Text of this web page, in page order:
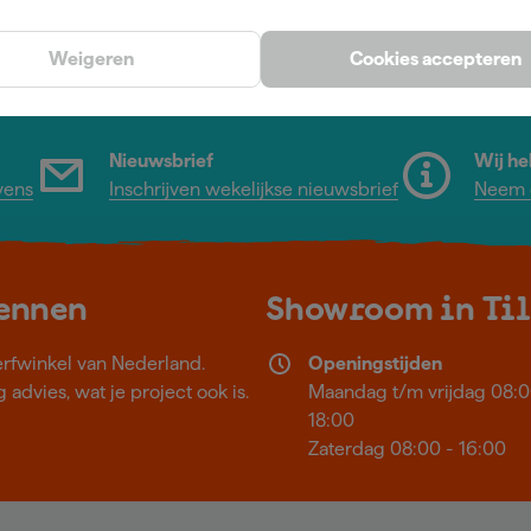
Cookies accepteren
Weigeren
Nieuwsbrief
Inschrijven wekelijkse nieuwsbrief
Wij
van Nederland.
wat je project ook is.
Showroom in
Openingstijden
Maandag t/m vrijdag
18:00
Zaterdag 08:00 - 16:00